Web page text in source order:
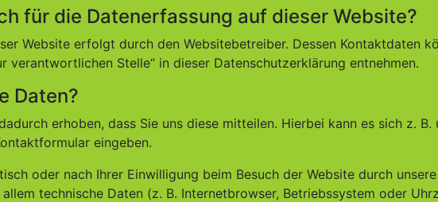
für die Datenerfassung auf dieser Website?
Website erfolgt durch den Websitebetreiber. Dessen Kontaktdaten
verantwortlichen Stelle“ in dieser Datenschutzerklärung entnehmen.
Daten?
erhoben, dass Sie uns diese mitteilen. Hierbei kann es sich z. B.
eingeben.
oder nach Ihrer Einwilligung beim Besuch der Website durch
technische Daten (z. B. Internetbrowser, Betriebssystem oder